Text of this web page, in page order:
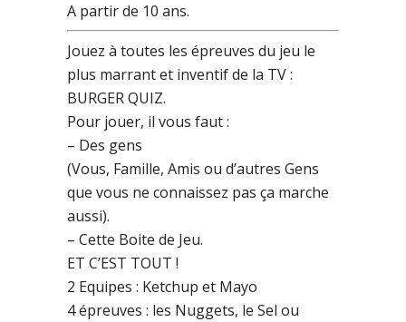
A partir de 10 ans.
Jouez à toutes les épreuves du jeu le
plus marrant et inventif de la TV :
BURGER QUIZ.
Pour jouer, il vous faut :
– Des gens
(Vous, Famille, Amis ou d’autres Gens
que vous ne connaissez pas ça marche
aussi).
– Cette Boite de Jeu.
ET C’EST TOUT !
2 Equipes : Ketchup et Mayo
4 épreuves : les Nuggets, le Sel ou